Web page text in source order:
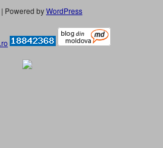
| Powered byWordPress